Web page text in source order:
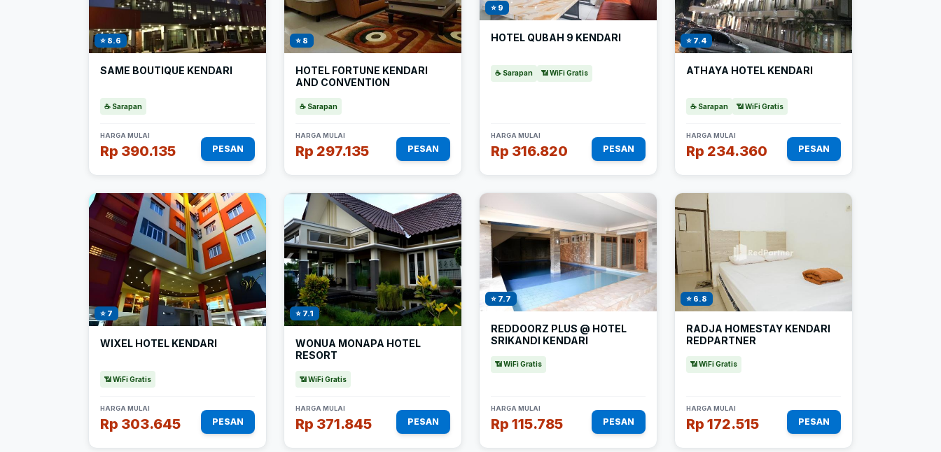
⭐ 8.6
SAME BOUTIQUE KENDARI
☕ Sarapan
HARGA MULAI
Rp 390.135 PESAN
⭐ 8
HOTEL FORTUNE KENDARI
AND CONVENTION
☕ Sarapan
HARGA MULAI
Rp 297.135 PESAN
⭐ 9
HOTEL QUBAH 9 KENDARI
☕ Sarapan 📶 WiFi Gratis
HARGA MULAI
Rp 316.820 PESAN
⭐ 7.4
ATHAYA HOTEL KENDARI
☕ Sarapan 📶 WiFi Gratis
HARGA MULAI
Rp 234.360 PESAN
⭐ 7
WIXEL HOTEL KENDARI
📶 WiFi Gratis
HARGA MULAI
Rp 303.645 PESAN
⭐ 7.1
WONUA MONAPA HOTEL
RESORT
📶 WiFi Gratis
HARGA MULAI
Rp 371.845 PESAN
⭐ 7.7
REDDOORZ PLUS @ HOTEL
SRIKANDI KENDARI
📶 WiFi Gratis
HARGA MULAI
Rp 115.785 PESAN
⭐ 6.8
RADJA HOMESTAY KENDARI
REDPARTNER
📶 WiFi Gratis
HARGA MULAI
Rp 172.515 PESAN